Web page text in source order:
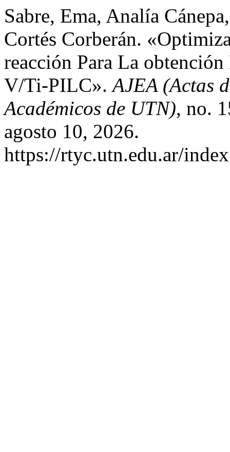
Sabre, Ema, Analía
Cortés Corberán.
reacción Para La
V/Ti-PILC».AJEA (Actas
Académicos de UTN), no.
agosto 10, 2026.
https://rtyc.utn.edu.ar/